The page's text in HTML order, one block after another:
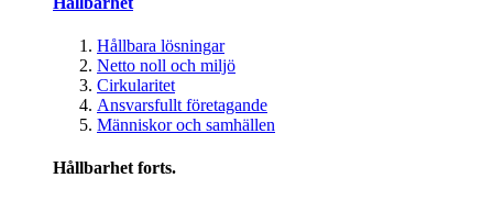
Hållbara lösningar
Netto noll och miljö
Cirkularitet
Ansvarsfullt företagande
Människor och samhällen
Hållbarhet forts.